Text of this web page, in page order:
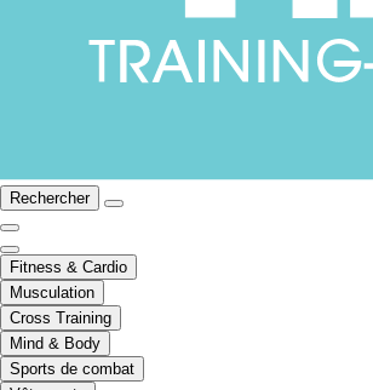
Rechercher
Fitness & Cardio
Musculation
Cross Training
Mind & Body
Sports de combat